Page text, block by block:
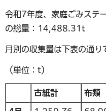
令和7年度、家庭ごみステ
の総量：14,488.31t
月別の収集量は下表の通り
（単位：t）
古紙計 布類